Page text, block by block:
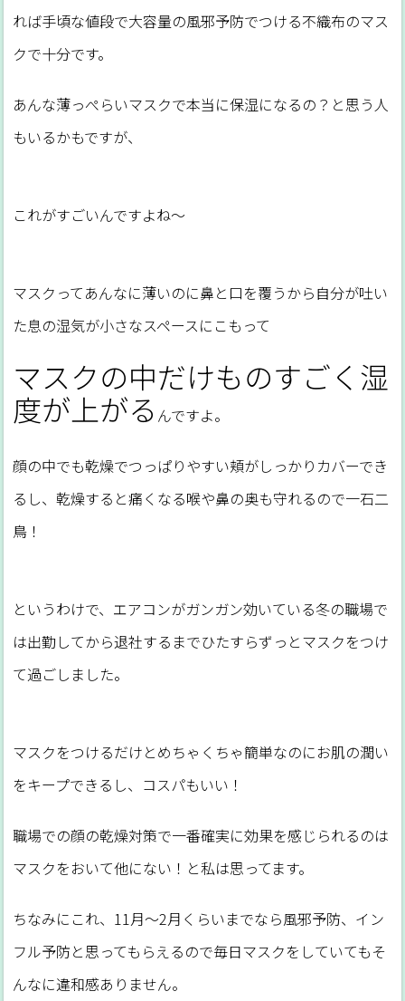
れば手頃な値段で大容量の風邪予防でつける不織布のマス
クで十分です。
あんな薄っぺらいマスクで本当に保湿になるの？と思う人
もいるかもですが、
これがすごいんですよね～
マスクってあんなに薄いのに鼻と口を覆うから自分が吐い
た息の湿気が小さなスペースにこもって
マスクの中だけものすごく湿
度が上がる んですよ。
顔の中でも乾燥でつっぱりやすい頬がしっかりカバーでき
るし、乾燥すると痛くなる喉や鼻の奥も守れるので一石二
鳥！
というわけで、エアコンがガンガン効いている冬の職場で
は出勤してから退社するまでひたすらずっとマスクをつけ
て過ごしました。
マスクをつけるだけとめちゃくちゃ簡単なのにお肌の潤い
をキープできるし、コスパもいい！
職場での顔の乾燥対策で一番確実に効果を感じられるのは
マスクをおいて他にない！と私は思ってます。
ちなみにこれ、11月～2月くらいまでなら風邪予防、イン
フル予防と思ってもらえるので毎日マスクをしていてもそ
んなに違和感ありません。